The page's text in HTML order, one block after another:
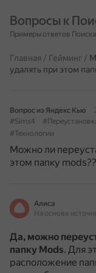
Вопросы к
Примеры ответов
Главная / Гейминг /
удалять при этом
Вопрос из Яндекс Кью
#Sims4
#Технологии
Можно ли
этом папку mods??
Алиса
Да, можно
папку Mods. Для
расположение